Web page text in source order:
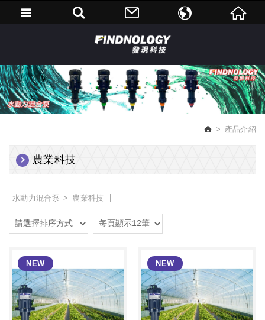
產品介紹
農業科技
水動力混合泵 農業科技
繁體中文